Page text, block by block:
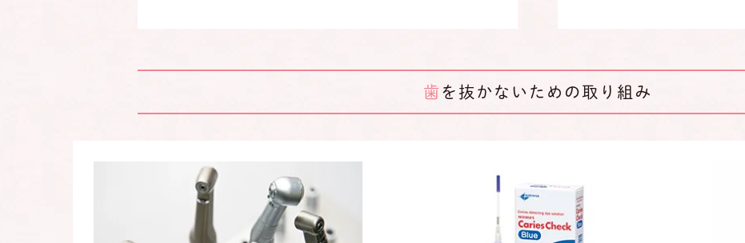
歯を抜かないための取り組み